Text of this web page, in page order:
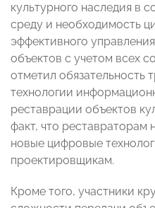
культурного наследия в
среду и необходимость
эффективного
объектов с учетом всех
отметил обязательность
технологии
реставрации объектов
факт, что реставраторам
новые цифровые
проектировщикам.
Кроме того, участники